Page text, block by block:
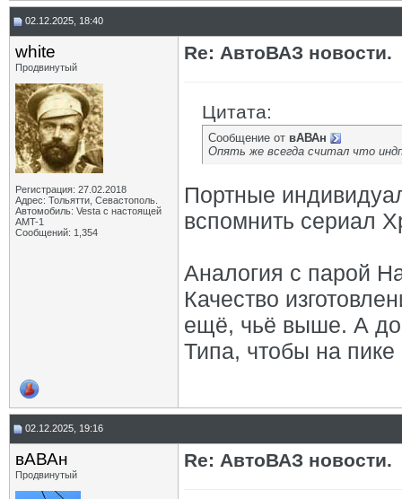
02.12.2025, 18:40
white
Продвинутый
Регистрация: 27.02.2018
Адрес: Тольятти, Севастополь.
Автомобиль: Vesta с настоящей
AMT-1
Сообщений: 1,354
Re: АвтоВАЗ новости.
Цитата:
Сообщение от вАВАн
Опять же всегда считал что
Портные
вспомнить сериал
Аналогия с парой
Качество
ещё, чьё выше. А
Типа, чтобы на
02.12.2025, 19:16
вАВАн
Продвинутый
Re: АвтоВАЗ новости.